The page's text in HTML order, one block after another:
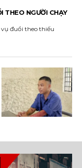
THEO NGƯỜI CHẠY
vụ đuổi theo thiếu